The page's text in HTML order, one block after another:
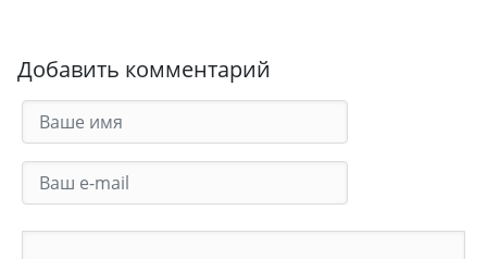
Добавить комментарий